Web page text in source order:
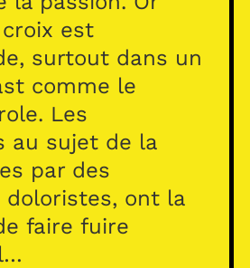
est
surtout dans un
comme le
Les
au sujet de la
par des
ont la
faire fuire